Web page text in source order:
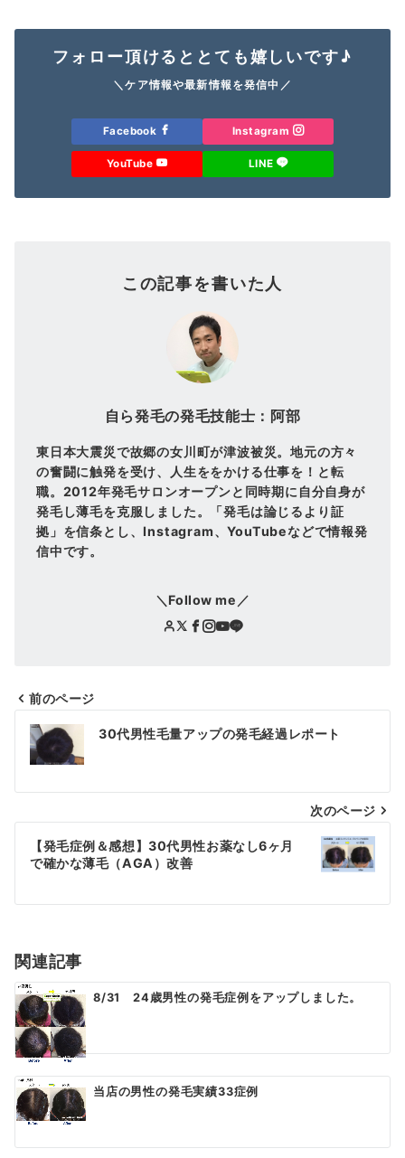
フォロー頂けるととても嬉しいです♪
＼ケア情報や最新情報を発信中／
Facebook Instagram
YouTube LINE
この記事を書いた人
自ら発毛の発毛技能士：阿部
東日本大震災で故郷の女川町が津波被災。地元の方々
の奮闘に触発を受け、人生ををかける仕事を！と転
職。2012年発毛サロンオープンと同時期に自分自身が
発毛し薄毛を克服しました。「発毛は論じるより証
拠」を信条とし、Instagram、YouTubeなどで情報発
信中です。
＼Follow me／
投
稿
ナ
ビ
シ
ン
前のページ
30代男性毛量アップの発毛経過レポート
次のページ
【発毛症例＆感想】30代男性お薬なし6ヶ月
で確かな薄毛（AGA）改善
関連記事
8/31 24歳男性の発毛症例をアップしました。
当店の男性の発毛実績33症例